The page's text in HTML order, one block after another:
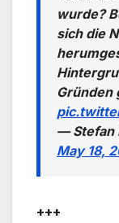
wurde?
sich die
— Stefan
May 18,
+++